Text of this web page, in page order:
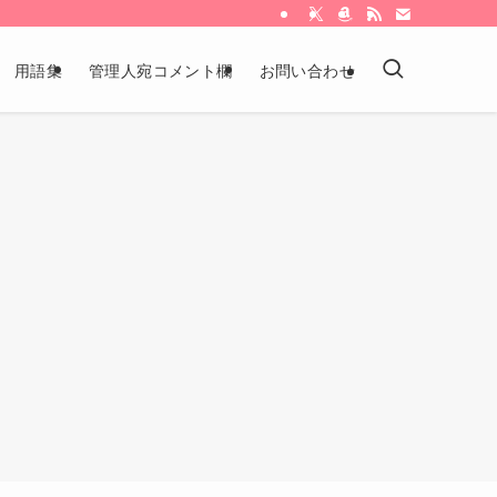
用語集 管理人宛コメント欄 お問い合わせ